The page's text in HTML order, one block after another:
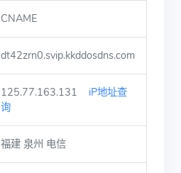
CNAME
dt42zrn0.svip.kkddosdns.com
125.77.163.131
iP地址查
询
福建 泉州 电信